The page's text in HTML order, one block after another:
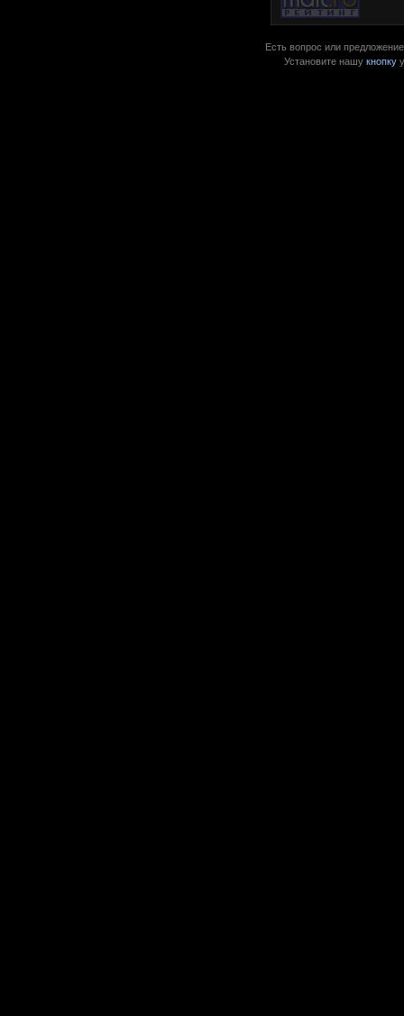
Есть вопрос или
Установите нашукнопку